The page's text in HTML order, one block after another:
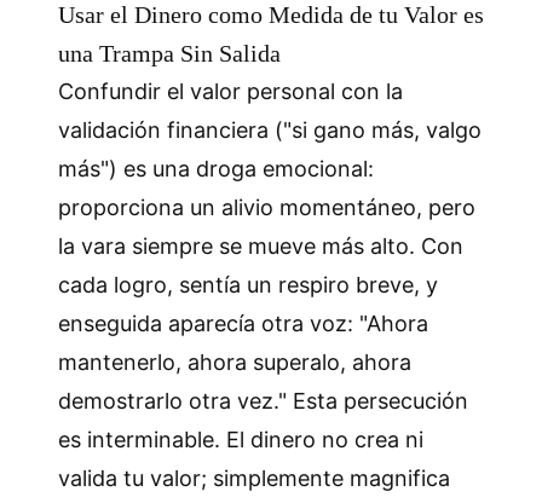
Usar el Dinero como Medida de tu Valor es
una Trampa Sin Salida
Confundir el valor personal con la
validación financiera ("si gano más, valgo
más") es una droga emocional:
proporciona un alivio momentáneo, pero
la vara siempre se mueve más alto. Con
cada logro, sentía un respiro breve, y
enseguida aparecía otra voz: "Ahora
mantenerlo, ahora superalo, ahora
demostrarlo otra vez." Esta persecución
es interminable. El dinero no crea ni
valida tu valor; simplemente magnifica